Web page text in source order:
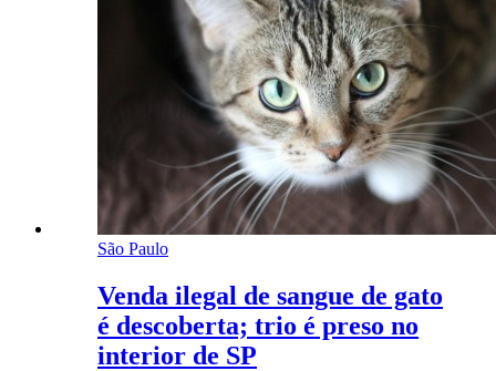
São Paulo
Venda ilegal de sangue de gato
é descoberta; trio é preso no
interior de SP